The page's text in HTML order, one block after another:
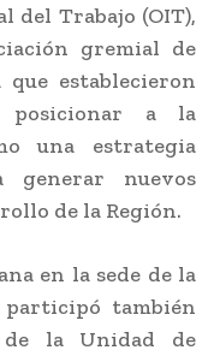
del Trabajo (OIT),
gremial de
establecieron
a la
una estrategia
generar nuevos
de la Región.
en la sede de la
también
de la Unidad de